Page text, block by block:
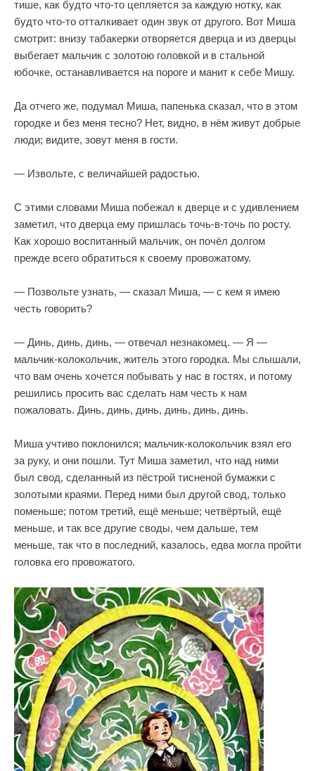
тише, как будто что-то цепляется за каждую нотку, как
будто что-то отталкивает один звук от другого. Вот Миша
смотрит: внизу табакерки отворяется дверца и из дверцы
выбегает мальчик с золотою головкой и в стальной
юбочке, останавливается на пороге и манит к себе Мишу.
Да отчего же, подумал Миша, папенька сказал, что в этом
городке и без меня тесно? Нет, видно, в нём живут добрые
люди; видите, зовут меня в гости.
— Извольте, с величайшей радостью.
С этими словами Миша побежал к дверце и с удивлением
заметил, что дверца ему пришлась точь-в-точь по росту.
Как хорошо воспитанный мальчик, он почёл долгом
прежде всего обратиться к своему провожатому.
— Позвольте узнать, — сказал Миша, — с кем я имею
честь говорить?
— Динь, динь, динь, — отвечал незнакомец. — Я —
мальчик-колокольчик, житель этого городка. Мы слышали,
что вам очень хочется побывать у нас в гостях, и потому
решились просить вас сделать нам честь к нам
пожаловать. Динь, динь, динь, динь, динь, динь.
Миша учтиво поклонился; мальчик-колокольчик взял его
за руку, и они пошли. Тут Миша заметил, что над ними
был свод, сделанный из пёстрой тисненой бумажки с
золотыми краями. Перед ними был другой свод, только
поменьше; потом третий, ещё меньше; четвёртый, ещё
меньше, и так все другие своды, чем дальше, тем
меньше, так что в последний, казалось, едва могла пройти
головка его провожатого.